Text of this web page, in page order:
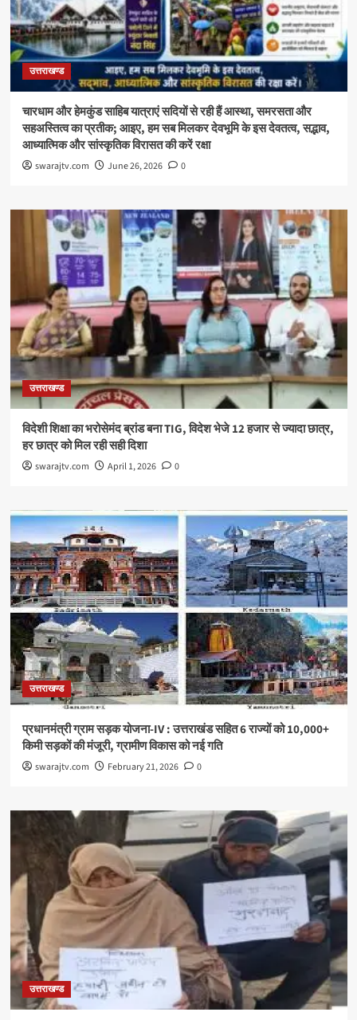
उत्तराखण्ड
चारधाम और हेमकुंड साहिब यात्राएं सदियों से रही हैं आस्था, समरसता और
सहअस्तित्व का प्रतीक; आइए, हम सब मिलकर देवभूमि के इस देवतत्व, सद्भाव,
आध्यात्मिक और सांस्कृतिक विरासत की करें रक्षा
swarajtv.com June 26, 2026 0
उत्तराखण्ड
विदेशी शिक्षा का भरोसेमंद ब्रांड बना TIG, विदेश भेजे 12 हजार से ज्यादा छात्र,
हर छात्र को मिल रही सही दिशा
swarajtv.com April 1, 2026 0
उत्तराखण्ड
प्रधानमंत्री ग्राम सड़क योजना-IV : उत्तराखंड सहित 6 राज्यों को 10,000+
किमी सड़कों की मंजूरी, ग्रामीण विकास को नई गति
swarajtv.com February 21, 2026 0
उत्तराखण्ड